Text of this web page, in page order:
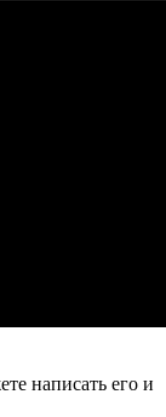
написать его и